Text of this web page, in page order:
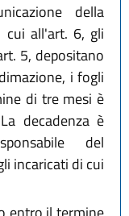
della
cui all'art. 6, gli
5, depositano
i fogli
di tre mesi è
decadenza è
del
incaricati di cui